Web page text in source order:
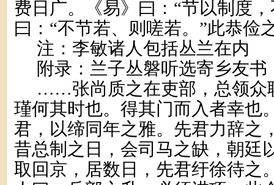
费日广。《易》曰：“节以制度
曰：“不节若、则嗟若。”此恭俭
注：李敏诸人包括丛兰在内
附录：兰子丛磐听选寄乡友书
……张尚质之在吏部，总领众
瑾何其时也。得其门而入者幸也
君，以缔同年之雅。先君力辞之
昔总制之日，会司马之缺，朝廷
取回京，居数日，先君纡徐待之